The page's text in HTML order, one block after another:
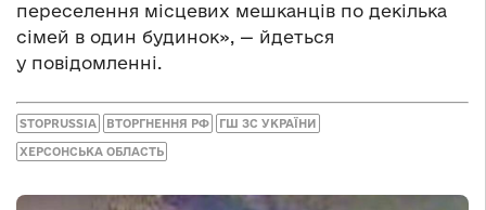
переселення місцевих мешканців по декілька
сімей в один будинок», — йдеться
у повідомленні.
STOPRUSSIA ВТОРГНЕННЯ РФ ГШ ЗС УКРАЇНИ
ХЕРСОНСЬКА ОБЛАСТЬ